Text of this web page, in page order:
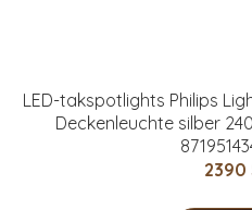
LED-takspotlights Philips
Deckenleuchte silber
2390